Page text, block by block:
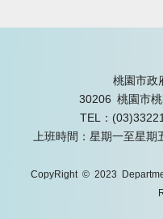
桃園市政
30206 桃園市
TEL：
上班時間：星期一至星
CopyRight © 2023